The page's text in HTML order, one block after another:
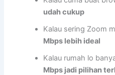
udah cukup
Kalau sering Zoom
Mbps lebih ideal
Kalau rumah lo
Mbps jadi pilihan